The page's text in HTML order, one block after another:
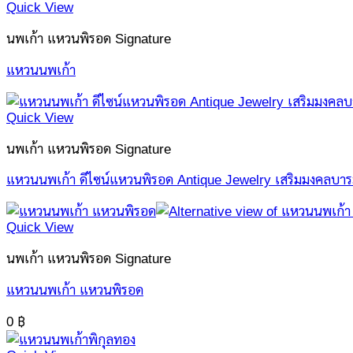
Quick View
นพเก้า แหวนพิรอด Signature
แหวนนพเก้า
Quick View
นพเก้า แหวนพิรอด Signature
แหวนนพเก้า ดีไซน์แหวนพิรอด Antique Jewelry เสริมมงคลบา
Quick View
นพเก้า แหวนพิรอด Signature
แหวนนพเก้า แหวนพิรอด
0 ฿